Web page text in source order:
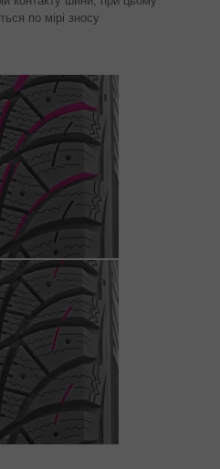
по мірі зносу